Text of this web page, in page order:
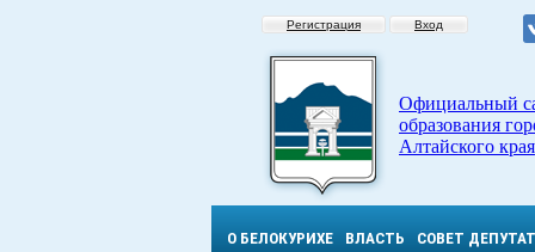
Регистрация Вход
Официальный
образования
Алтайского края
О БЕЛОКУРИХЕ ВЛАСТЬ СОВЕТ